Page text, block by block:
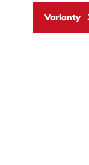
5
Varianty